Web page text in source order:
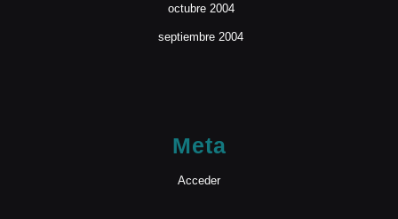
octubre 2004
septiembre 2004
Meta
Acceder